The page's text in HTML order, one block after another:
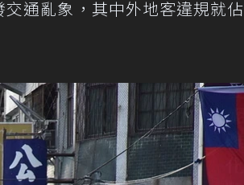
通亂象，其中外地客違規就佔